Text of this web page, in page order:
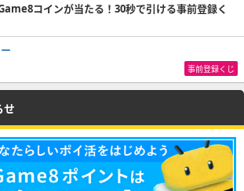
コインが当たる！30秒で引ける事前登録く
事前登録くじ
せ